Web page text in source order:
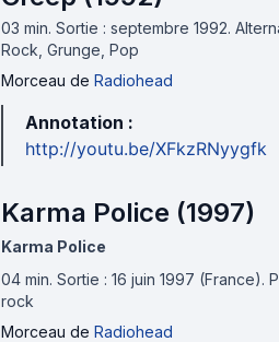
03 min. Sortie : septembre 1992.
Rock, Grunge, Pop
Morceau de Radiohead
Annotation :
http://youtu.be/XFkzRNyygfk
Karma Police (1997)
Karma Police
04 min. Sortie : 16 juin 1997 (France).
rock
Morceau de Radiohead